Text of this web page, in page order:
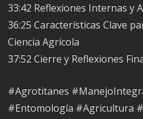
33:42 Reflexiones Internas y
36:25 Características Clave
Ciencia Agrícola
37:52 Cierre y Reflexiones
#Agrotitanes
#Entomología #Agricultura